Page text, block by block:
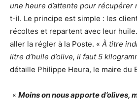
une heure d’attente pour récupérer
t-il. Le principe est simple : les
récoltes et repartent avec leur
aller la régler à la Poste. « À titre
litre d’huile d’olive, il faut 5
détaille Philippe Heura, le maire du
« Moins on nous apporte d’olives,